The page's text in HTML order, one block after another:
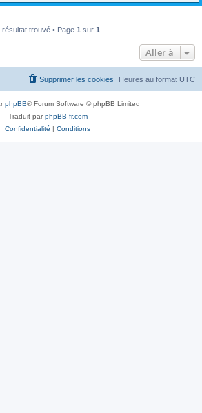
résultat trouvé • Page 1 sur 1
Aller à
Heures au format UTC
Supprimer les cookies
phpBB® Forum Software © phpBB Limited
Traduit parphpBB-fr.com
Confidentialité | Conditions